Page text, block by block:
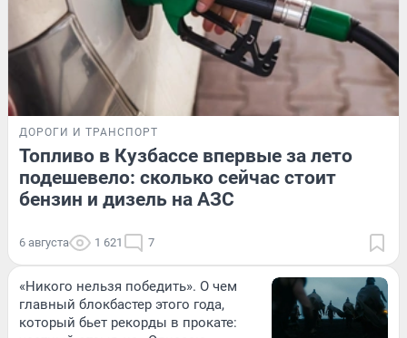
ДОРОГИ И ТРАНСПОРТ
Топливо в Кузбассе впервые за лето
подешевело: сколько сейчас стоит
бензин и дизель на АЗС
6 августа 1 621 7
«Никого нельзя победить». О чем
главный блокбастер этого года,
который бьет рекорды в прокате: